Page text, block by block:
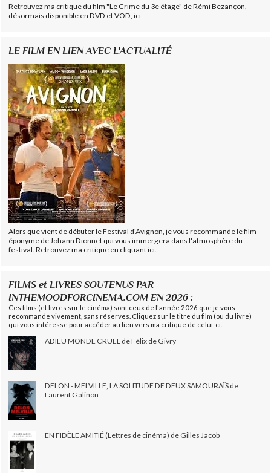
Retrouvez ma critique du film "Le Crime du 3e étage" de Rémi Bezançon,
désormais disponible en DVD et VOD, ici
LE FILM EN LIEN AVEC L'ACTUALITÉ
Alors que vient de débuter le Festival d'Avignon, je vous recommande le film
éponyme de Johann Dionnet qui vous immergera dans l'atmosphère du
festival. Retrouvez ma critique en cliquant ici.
FILMS et LIVRES SOUTENUS PAR
INTHEMOODFORCINEMA.COM EN 2026 :
Ces films (et livres sur le cinéma) sont ceux de l'année 2026 que je vous
recommande vivement, sans réserves. Cliquez sur le titre du film (ou du livre)
qui vous intéresse pour accéder au lien vers ma critique de celui-ci.
ADIEU MONDE CRUEL de Félix de Givry
DELON - MELVILLE, LA SOLITUDE DE DEUX SAMOURAÏS de
Laurent Galinon
EN FIDÈLE AMITIÉ (Lettres de cinéma) de Gilles Jacob